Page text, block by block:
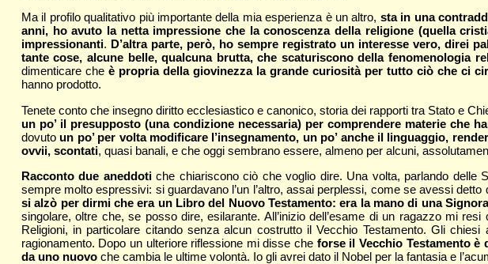
Ma il profilo qualitativo più importante della mia esperienza è un altro, sta in una
anni, ho avuto la netta impressione che la conoscenza della religione (quella
impressionanti. D’altra parte, però, ho sempre registrato un interesse vero, direi
tante cose, alcune belle, qualcuna brutta, che scaturiscono della fenomenologia
dimenticare che è propria della giovinezza la grande curiosità per tutto ciò che ci
hanno prodotto.
Tenete conto che insegno diritto ecclesiastico e canonico, storia dei rapporti tra Stato e
un po’ il presupposto (una condizione necessaria) per comprendere materie che
dovuto un po’ per volta modificare l’insegnamento, un po’ anche il linguaggio,
ovvii, scontati, quasi banali, e che oggi sembrano essere, almeno per alcuni,
Racconto due aneddotiche chiariscono ciò che voglio dire. Una volta, parlando delle
sempre molto espressivi: si guardavano l’un l’altro, assai perplessi, come se avessi
si alzò per dirmi che era un Libro del Nuovo Testamento: era la mano di una
singolare, oltre che, se posso dire, esilarante. All’inizio dell’esame di un ragazzo mi
Religioni, in particolare citando senza alcun costrutto il Vecchio Testamento. Gli
ragionamento. Dopo un ulteriore riflessione mi disse che forse il Vecchio Testamento
da uno nuovoche cambia le ultime volontà. Io gli avrei dato il Nobel per la fantasia e